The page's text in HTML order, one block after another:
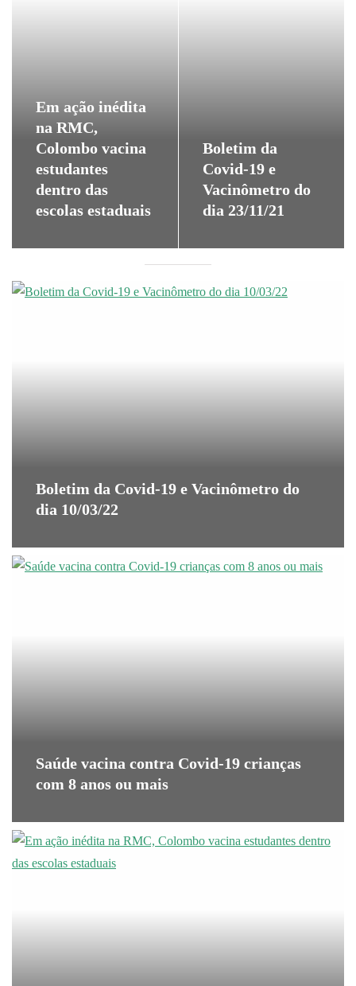
Em ação inédita
na RMC,
Colombo vacina
estudantes
dentro das
escolas estaduais
Boletim da
Covid-19 e
Vacinômetro do
dia 23/11/21
Boletim da Covid-19 e Vacinômetro do
dia 10/03/22
Saúde vacina contra Covid-19 crianças
com 8 anos ou mais